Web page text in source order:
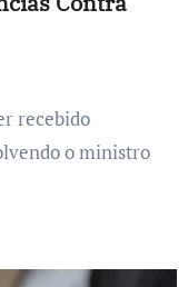
o ministro